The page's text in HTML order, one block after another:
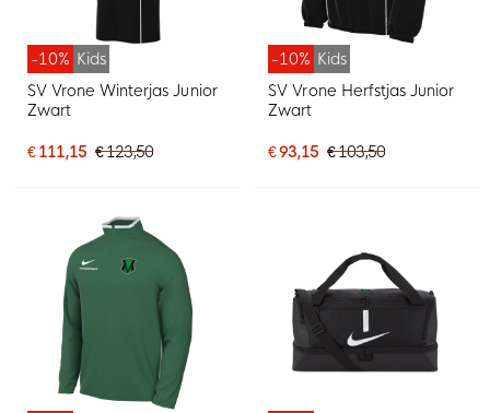
-10% Kids
SV Vrone Winterjas Junior
Zwart
€ 111,15 € 123,50
-10% Kids
SV Vrone Herfstjas Junior
Zwart
€ 93,15 € 103,50